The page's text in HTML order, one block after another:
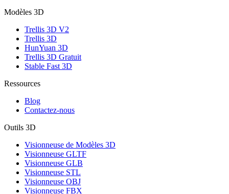
Modèles 3D
Trellis 3D V2
Trellis 3D
HunYuan 3D
Trellis 3D Gratuit
Stable Fast 3D
Ressources
Blog
Contactez-nous
Outils 3D
Visionneuse de Modèles 3D
Visionneuse GLTF
Visionneuse GLB
Visionneuse STL
Visionneuse OBJ
Visionneuse FBX